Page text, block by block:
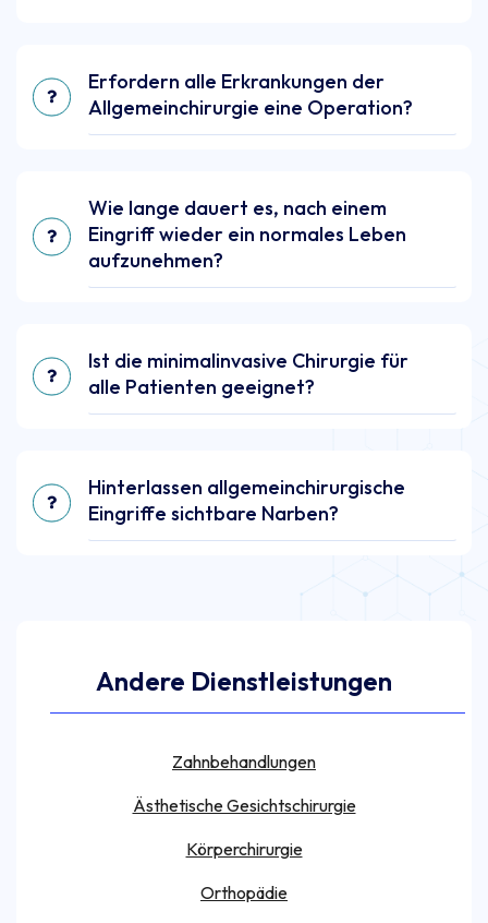
Erfordern alle Erkrankungen der
Allgemeinchirurgie eine Operation?
Wie lange dauert es, nach einem
Eingriff wieder ein normales Leben
aufzunehmen?
Ist die minimalinvasive Chirurgie für
alle Patienten geeignet?
Hinterlassen allgemein­chirurgische
Eingriffe sichtbare Narben?
Andere Dienstleistungen
Zahnbehandlungen
Ästhetische Gesichtschirurgie
Körperchirurgie
Orthopädie